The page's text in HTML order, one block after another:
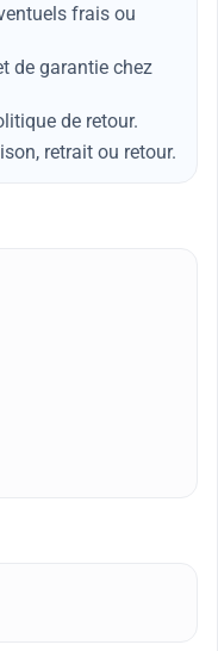
frais ou
de garantie chez
de retour.
retrait ou retour.